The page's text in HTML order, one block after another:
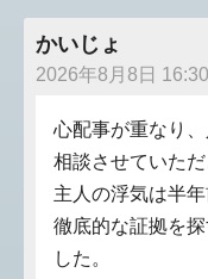
かいじょ
2026年8月8日 16:30
心配事が重なり
相談させていただ
主人の浮気は半
徹底的な証拠を
した。